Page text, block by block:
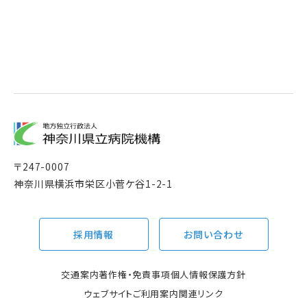
〒247-0007
神奈川県横浜市栄区小菅ケ谷1-2-1
採用情報 お問い合わせ
交通案内著作権・免責事項個人情報保護方針
ウェブサイトご利用案内関連リンク